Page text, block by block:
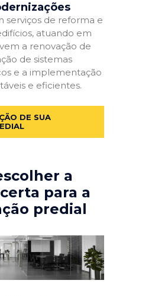
de reforma e
atuando em
a renovação de
de sistemas
e a implementação
e eficientes.
DE SUA
a
para a
predial